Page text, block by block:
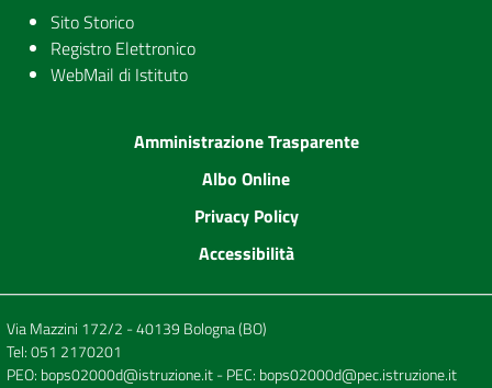
Sito Storico
Registro Elettronico
WebMail di Istituto
Amministrazione Trasparente
Albo Online
Privacy Policy
Accessibilità
Via Mazzini 172/2 - 40139 Bologna (BO)
Tel:051 2170201
PEO: bops02000d@istruzione.it- PEC: bops02000d@pec.istruzione.it